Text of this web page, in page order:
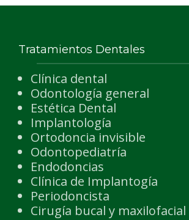
Tratamientos Dentales
Clínica dental
Odontología general
Estética Dental
Implantología
Ortodoncia invisible
Odontopediatría
Endodoncias
Clínica de Implantogía
Periodoncista
Cirugía bucal y maxilofacial